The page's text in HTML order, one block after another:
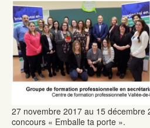
27 novembre 2017 au 15 décembre
concours « Emballe ta porte ».